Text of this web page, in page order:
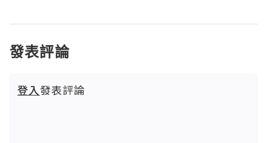
發表評論
登入發表評論